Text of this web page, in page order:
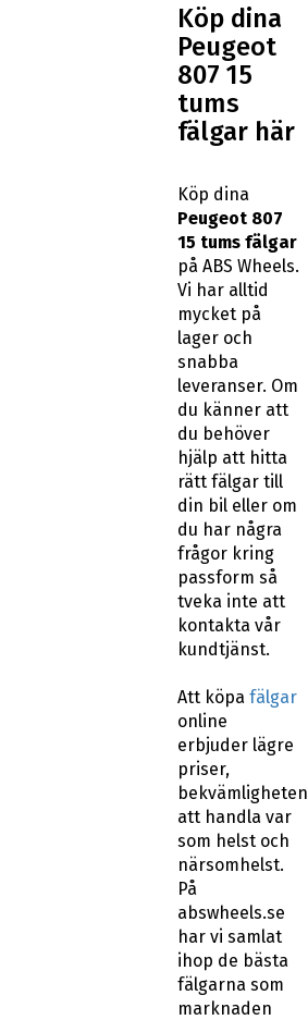
Köp dina
Peugeot
807 15
tums
fälgar här
Köp dina
Peugeot 807
15 tums fälgar
på ABS Wheels.
Vi har alltid
mycket på
lager och
snabba
leveranser. Om
du känner att
du behöver
hjälp att hitta
rätt fälgar till
din bil eller om
du har några
frågor kring
passform så
tveka inte att
kontakta vår
kundtjänst.
Att köpa fälgar
online
erbjuder lägre
priser,
bekvämligheten
att handla var
som helst och
närsomhelst.
På
abswheels.se
har vi samlat
ihop de bästa
fälgarna som
marknaden